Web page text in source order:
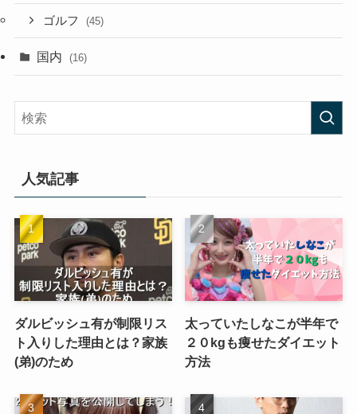
ゴルフ (45)
国内 (16)
人気記事
ダルビッシュ有が制限リス
ト入りした理由とは？家族
(弟)のため
太っていたしなこが半年で
２０kgも痩せたダイエット
方法